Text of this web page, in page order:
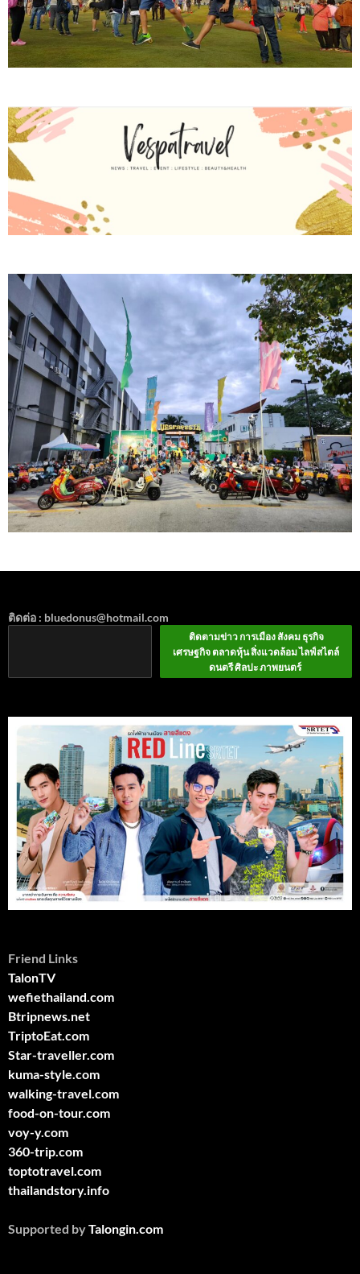
ติดต่อ : bluedonus@hotmail.com
ติดตามข่าว การเมือง สังคม ธุรกิจ
เศรษฐกิจ ตลาดหุ้น สิ่งแวดล้อม ไลฟ์สไตล์
ดนตรี ศิลปะ ภาพยนตร์
Friend Links
TalonTV
wefiethailand.com
Btripnews.net
TriptoEat.com
Star-traveller.com
kuma-style.com
walking-travel.com
food-on-tour.com
voy-y.com
360-trip.com
toptotravel.com
thailandstory.info
Supported byTalongin.com